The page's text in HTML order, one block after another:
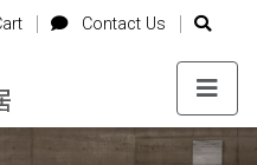
Contact Us